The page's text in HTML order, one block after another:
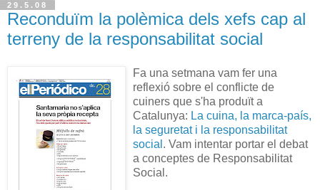
29.5.08
Reconduïm la polèmica dels xefs cap al
terreny de la responsabilitat social
Fa una setmana vam fer una
reflexió sobre el conflicte de
cuiners que s'ha produït a
Catalunya: La cuina, la marca-país,
la seguretat i la responsabilitat
social . Vam intentar portar el debat
a conceptes de Responsabilitat
Social.